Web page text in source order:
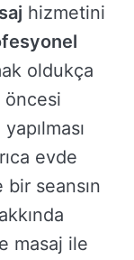
hizmetini
oldukça
öncesi
evde
seansın
masaj ile